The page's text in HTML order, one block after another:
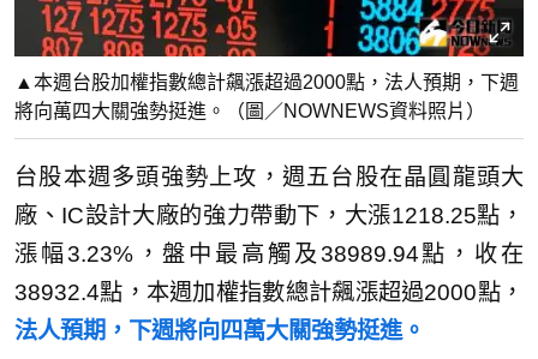
▲本週台股加權指數總計飆漲超過2000點，法人預期，下週
將向萬四大關強勢挺進。（圖／NOWNEWS資料照片）
台股本週多頭強勢上攻，週五台股在晶圓龍頭大
廠、IC設計大廠的強力帶動下，大漲1218.25點，
漲幅3.23%，盤中最高觸及38989.94點，收在
38932.4點，本週加權指數總計飆漲超過2000點，
法人預期，下週將向四萬大關強勢挺進。